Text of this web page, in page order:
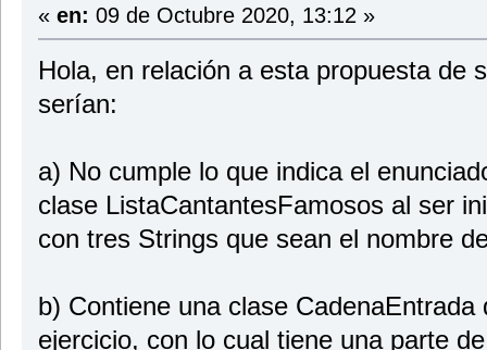
« en: 09 de Octubre 2020, 13:12 »
Hola, en relación a esta propuesta de
serían:
a) No cumple lo que indica el
clase ListaCantantesFamosos al ser
con tres Strings que sean el nombre
b) Contiene una clase
ejercicio, con lo cual tiene una parte